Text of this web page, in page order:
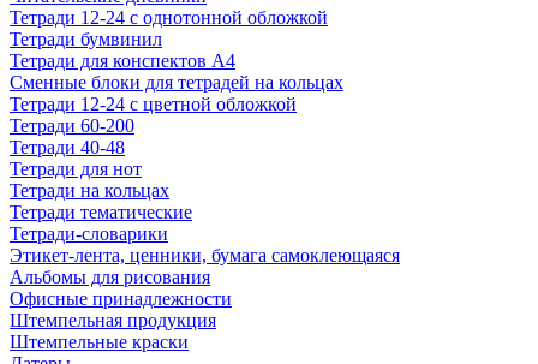
Тетради 12-24 с однотонной обложкой
Тетради бумвинил
Тетради для конспектов А4
Сменные блоки для тетрадей на кольцах
Тетради 12-24 с цветной обложкой
Тетради 60-200
Тетради 40-48
Тетради для нот
Тетради на кольцах
Тетради тематические
Тетради-словарики
Этикет-лента, ценники, бумага самоклеющаяся
Альбомы для рисования
Офисные принадлежности
Штемпельная продукция
Штемпельные краски